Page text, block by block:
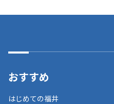
おすすめ
はじめての福井